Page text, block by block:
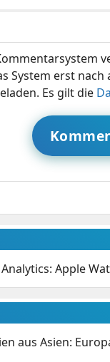
System erst
Es gilt die
Apple
aus Asien: